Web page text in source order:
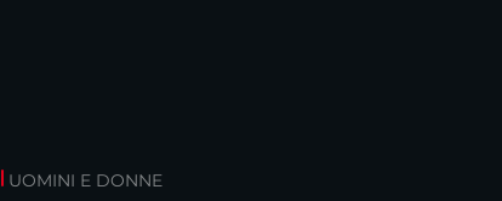
UOMINI E DONNE